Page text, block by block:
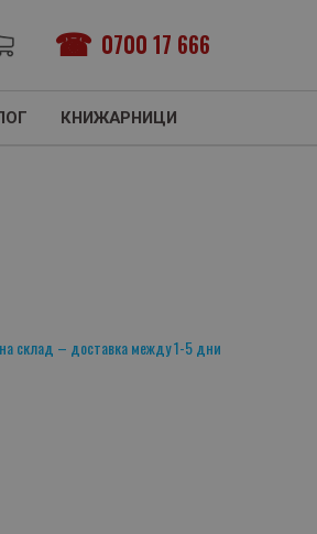
0700 17 666
КНИЖАРНИЦИ
склад – доставка между 1-5 дни